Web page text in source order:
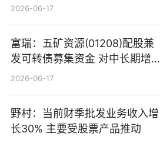
2026-06-17
富瑞：五矿资源(01208)配股兼
发可转债募集资金 对中长期增长
和战略定位正面|当前焦点
2026-06-17
野村：当前财季批发业务收入增
长30% 主要受股票产品推动